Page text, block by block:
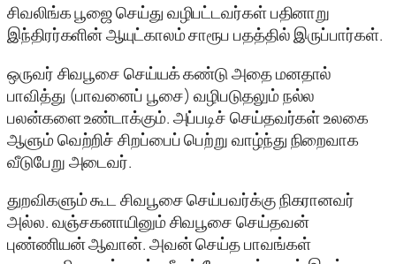
சிவலிங்க பூஜை செய்து வழிபட்டவர்கள் பதினாறு
இந்திரர்களின் ஆயுட்காலம் சாரூப பதத்தில் இருப்பார்கள்.
ஒருவர் சிவபூசை செய்யக் கண்டு அதை மனதால்
பாவித்து (பாவனைப் பூசை) வழிபடுதலும் நல்ல
பலன்களை உண்டாக்கும். அப்படிச் செய்தவர்கள் உலகை
ஆளும் வெற்றிச் சிறப்பைப் பெற்று வாழ்ந்து நிறைவாக
வீடுபேறு அடைவர்.
துறவிகளும் கூட சிவபூசை செய்பவர்க்கு நிகரானவர்
அல்ல. வஞ்சகனாயினும் சிவபூசை செய்தவன்
புண்ணியன் ஆவான். அவன் செய்த பாவங்கள்